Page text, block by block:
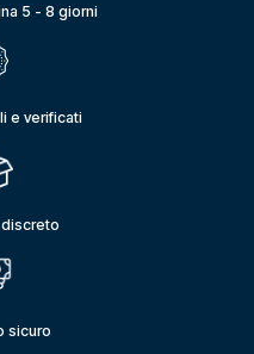
5 - 8 giorni
e verificati
sicuro